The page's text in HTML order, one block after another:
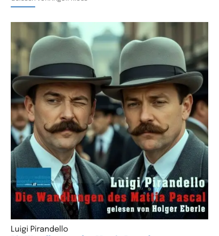
Luigi Pirandello